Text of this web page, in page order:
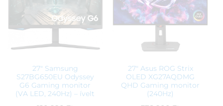
Azonosító: 41908
168 900Ft
ÁFA:27%
Azonosító:49033
139 900Ft
27″ Samsung
S27BG650EU Odyssey
G6 Gaming monitor
(VA LED, 240Hz) – ívelt
27″ Asus ROG Strix
OLED XG27AQDMG
QHD Gaming monitor
(240Hz)